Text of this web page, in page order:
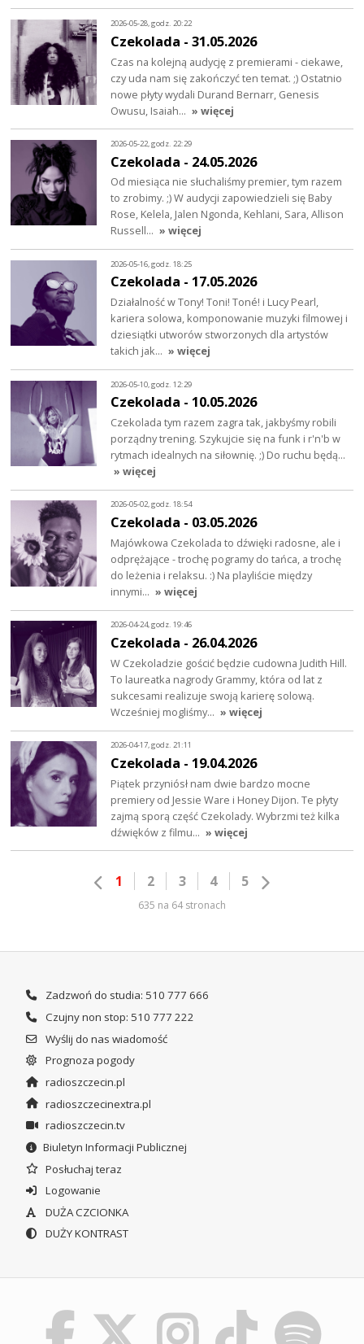
2026-05-28, godz. 20:22
Czekolada - 31.05.2026
Czas na kolejną audycję z premierami - ciekawe,
czy uda nam się zakończyć ten temat. ;) Ostatnio
nowe płyty wydali Durand Bernarr, Genesis
Owusu, Isaiah… » więcej
2026-05-22, godz. 22:29
Czekolada - 24.05.2026
Od miesiąca nie słuchaliśmy premier, tym razem
to zrobimy. ;) W audycji zapowiedzieli się Baby
Rose, Kelela, Jalen Ngonda, Kehlani, Sara, Allison
Russell… » więcej
2026-05-16, godz. 18:25
Czekolada - 17.05.2026
Działalność w Tony! Toni! Toné! i Lucy Pearl,
kariera solowa, komponowanie muzyki filmowej i
dziesiątki utworów stworzonych dla artystów
takich jak… » więcej
2026-05-10, godz. 12:29
Czekolada - 10.05.2026
Czekolada tym razem zagra tak, jakbyśmy robili
porządny trening. Szykujcie się na funk i r'n'b w
rytmach idealnych na siłownię. ;) Do ruchu będą…
» więcej
2026-05-02, godz. 18:54
Czekolada - 03.05.2026
Majówkowa Czekolada to dźwięki radosne, ale i
odprężające - trochę pogramy do tańca, a trochę
do leżenia i relaksu. :) Na playliście między
innymi… » więcej
2026-04-24, godz. 19:46
Czekolada - 26.04.2026
W Czekoladzie gościć będzie cudowna Judith Hill.
To laureatka nagrody Grammy, która od lat z
sukcesami realizuje swoją karierę solową.
Wcześniej mogliśmy… » więcej
2026-04-17, godz. 21:11
Czekolada - 19.04.2026
Piątek przyniósł nam dwie bardzo mocne
premiery od Jessie Ware i Honey Dijon. Te płyty
zajmą sporą część Czekolady. Wybrzmi też kilka
dźwięków z filmu… » więcej
1 2 3 4 5
635 na 64 stronach
Zadzwoń do studia: 510 777 666
Czujny non stop: 510 777 222
Wyślij do nas wiadomość
Prognoza pogody
radioszczecin.pl
radioszczecinextra.pl
radioszczecin.tv
Biuletyn Informacji Publicznej
Posłuchaj teraz
Logowanie
DUŻA CZCIONKA
DUŻY KONTRAST